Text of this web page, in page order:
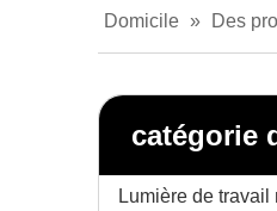
Domicile » Des
catégorie
Lumière de travail